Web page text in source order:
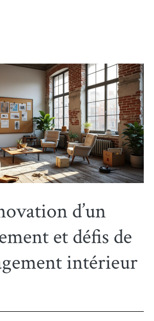
d’un
et défis de
intérieur